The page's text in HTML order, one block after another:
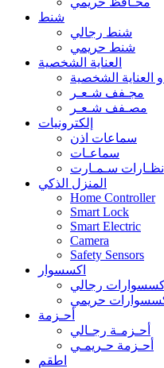
شنط
شنط رجالي
شنط حريمي
العناية الشخصية
العناية الشخصية
مجـفف شـعـر
مصـفف شـعـر
إلكترونيات
سماعات اذن
سماعـات
نظـارات سـمـارت
المنزل الذكي
Home Controller
Smart Lock
Smart Electric
Camera
Safety Sensors
اكسسوار
رجالي
حريمي
أحـزمة
أحـزمـة رجـالي
أحـزمة حـريمـي
اطقم